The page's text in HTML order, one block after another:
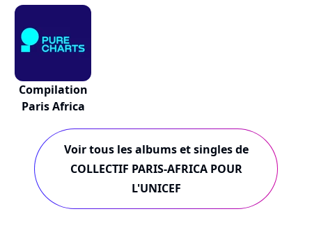
Compilation
Paris Africa
Voir tous les albums et singles de
COLLECTIF PARIS-AFRICA POUR
L'UNICEF